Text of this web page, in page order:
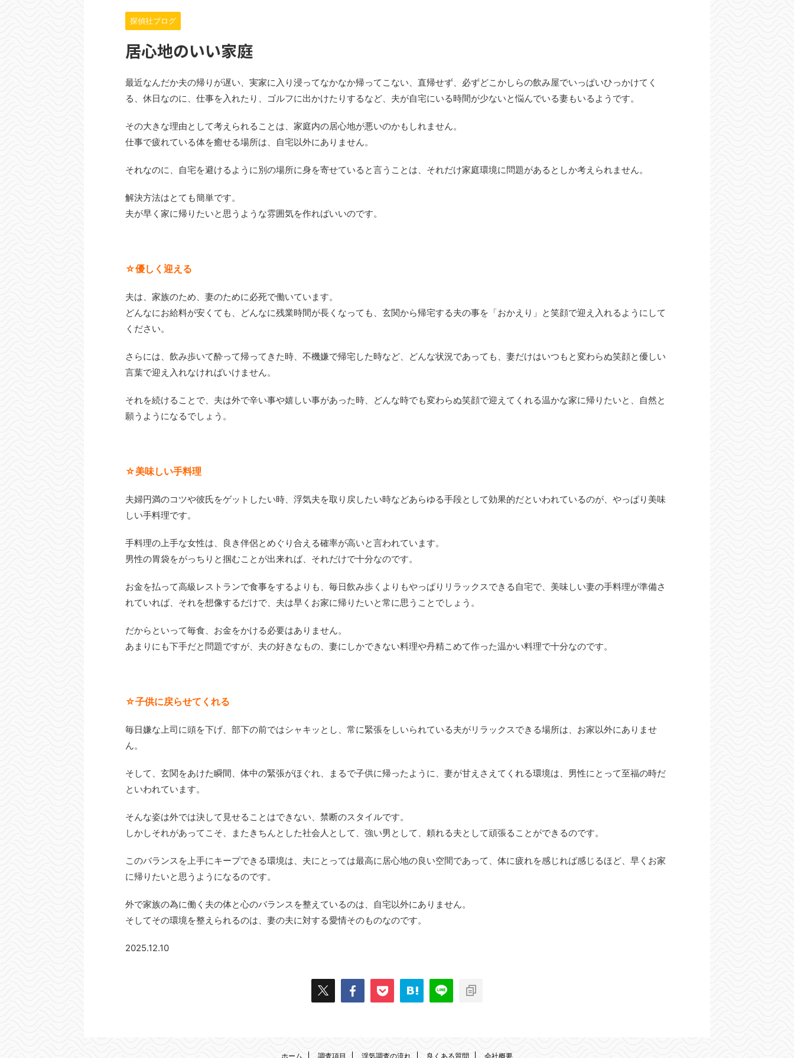
探偵社ブログ
居心地のいい家庭
最近なんだか夫の帰りが遅い、実家に入り浸ってなかなか帰ってこない、直帰せず、必ずどこかしらの飲み屋でいっぱいひっかけてく
る、休日なのに、仕事を入れたり、ゴルフに出かけたりするなど、夫が自宅にいる時間が少ないと悩んでいる妻もいるようです。
その大きな理由として考えられることは、家庭内の居心地が悪いのかもしれません。
仕事で疲れている体を癒せる場所は、自宅以外にありません。
それなのに、自宅を避けるように別の場所に身を寄せていると言うことは、それだけ家庭環境に問題があるとしか考えられません。
解決方法はとても簡単です。
夫が早く家に帰りたいと思うような雰囲気を作ればいいのです。
☆優しく迎える
夫は、家族のため、妻のために必死で働いています。
どんなにお給料が安くても、どんなに残業時間が長くなっても、玄関から帰宅する夫の事を「おかえり」と笑顔で迎え入れるようにして
ください。
さらには、飲み歩いて酔って帰ってきた時、不機嫌で帰宅した時など、どんな状況であっても、妻だけはいつもと変わらぬ笑顔と優しい
言葉で迎え入れなければいけません。
それを続けることで、夫は外で辛い事や嬉しい事があった時、どんな時でも変わらぬ笑顔で迎えてくれる温かな家に帰りたいと、自然と
願うようになるでしょう。
☆美味しい手料理
夫婦円満のコツや彼氏をゲットしたい時、浮気夫を取り戻したい時などあらゆる手段として効果的だといわれているのが、やっぱり美味
しい手料理です。
手料理の上手な女性は、良き伴侶とめぐり合える確率が高いと言われています。
男性の胃袋をがっちりと掴むことが出来れば、それだけで十分なのです。
お金を払って高級レストランで食事をするよりも、毎日飲み歩くよりもやっぱりリラックスできる自宅で、美味しい妻の手料理が準備さ
れていれば、それを想像するだけで、夫は早くお家に帰りたいと常に思うことでしょう。
だからといって毎食、お金をかける必要はありません。
あまりにも下手だと問題ですが、夫の好きなもの、妻にしかできない料理や丹精こめて作った温かい料理で十分なのです。
☆子供に戻らせてくれる
毎日嫌な上司に頭を下げ、部下の前ではシャキッとし、常に緊張をしいられている夫がリラックスできる場所は、お家以外にありませ
ん。
そして、玄関をあけた瞬間、体中の緊張がほぐれ、まるで子供に帰ったように、妻が甘えさえてくれる環境は、男性にとって至福の時だ
といわれています。
そんな姿は外では決して見せることはできない、禁断のスタイルです。
しかしそれがあってこそ、またきちんとした社会人として、強い男として、頼れる夫として頑張ることができるのです。
このバランスを上手にキープできる環境は、夫にとっては最高に居心地の良い空間であって、体に疲れを感じれば感じるほど、早くお家
に帰りたいと思うようになるのです。
外で家族の為に働く夫の体と心のバランスを整えているのは、自宅以外にありません。
そしてその環境を整えられるのは、妻の夫に対する愛情そのものなのです。
2025.12.10
ホーム 調査項目 浮気調査の流れ 良くある質問 会社概要